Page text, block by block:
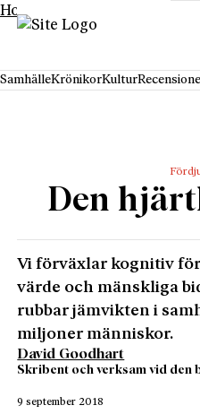
Hoppa till innehåll
SamhälleKrönikorKultur
Den
Vi förväxlar kognitiv
värde och mänskliga
rubbar jämvikten i
miljoner människor.
David Goodhart
Skribent och verksam vid den
9 september 2018